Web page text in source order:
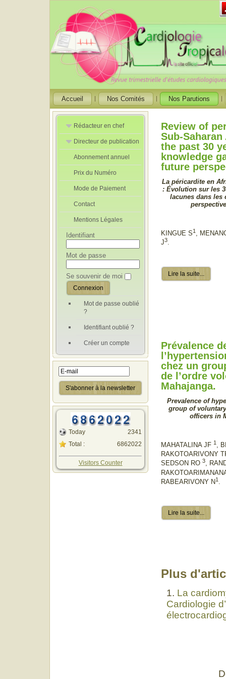
Accueil Nos Comités Nos Parutions
Rédacteur en chef
Rédacteurs en
Chef Adjoint
Directeur de publication
Directeur de
publication
adjoint
Abonnement annuel
Prix du Numéro
Mode de Paiement
Contact
Mentions Légales
Identifiant
Mot de passe
Se souvenir de moi
Mot de passe oublié
?
Identifiant oublié ?
Créer un compte
Today
Total :
2341
6862022
Visitors Counter
Review of
Sub-
the past 30
knowledge
future
La péricardite en
: Évolution sur les
lacunes dans les
KINGUE S1 ,
J3.
Lire la suite...
Prévalence
chez un
de l’ordre
Mahajanga.
Prevalence of
group of
officers in
MAHATALINA JF 1
,
RAKOTOARIVONY
SEDSON RO 3,
RABEARIVONY N1 .
Lire la suite...
Plus
La
Cardiologie